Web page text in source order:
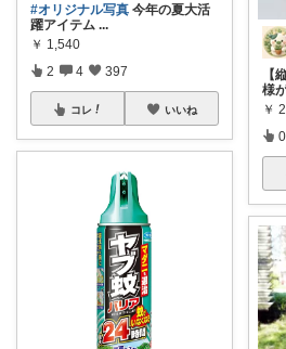
#オリジナル写真 今年の夏大活
躍アイテム ...
￥ 1,540
2 4 397
コレ いいね
【
様
￥
0